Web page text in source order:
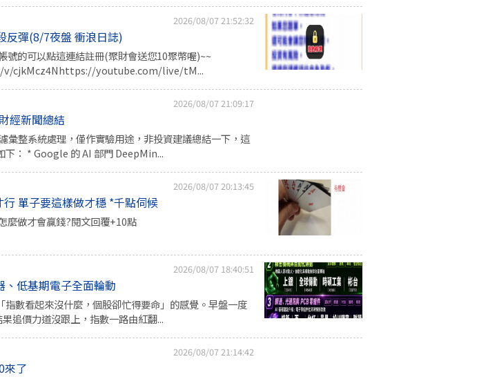
2026/08/07 21:52:32
反彈(8/7夜盤 衝浪日誌)
號的可以點這連結註冊(聚財會送您10聚幣喔)~~
cjkMcz4Nhttps://youtube.com/live/tM...
2026/08/07 21:09:17
經新聞總結
彙整系統處理，僅作實驗用途，非投資建議總結一下，這
下： * Google 的 AI 部門 DeepMin...
2026/08/07 20:13:45
單子要這樣做才穩 *千點伺候
麼做才會贏錢?閱文回覆+10點
2026/08/07 18:40:51
、低基期電子全面輪動
指數看起來沒什麼，個股卻忙得要命」的感覺。早盤一度
追價力道沒跟上，指數一路由紅翻...
2026/08/07 21:14:42
來了